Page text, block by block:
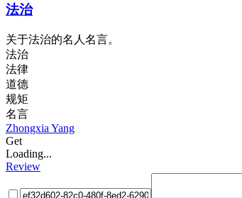
法治
关于法治的名人名言。
法治
法律
道德
规矩
名言
Zhongxia Yang
Get
Loading...
Review